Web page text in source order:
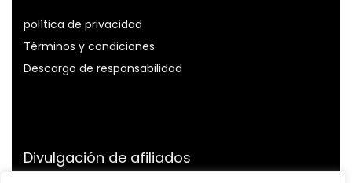
política de privacidad
Términos y condiciones
Descargo de responsabilidad
Divulgación de afiliados